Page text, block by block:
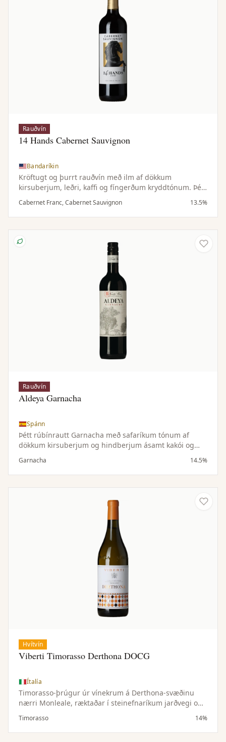
Rauðvín
14 Hands Cabernet Sauvignon
Bandaríkin
Kröftugt og þurrt rauðvín með ilm af dökkum
kirsuberjum, leðri, kaffi og fíngerðum kryddtónum. Þétt
og dökkt í munni með tóbakstónum, kryddaðri eik og
fáguðum tannínum.
Cabernet Franc, Cabernet Sauvignon 13.5%
Rauðvín
Aldeya Garnacha
Spánn
Þétt rúbínrautt Garnacha með safaríkum tónum af
dökkum kirsuberjum og hindberjum ásamt kakói og
vanillu. Meðalfyllt til þétt, ávaxtaríkt og bragðmikið.
Garnacha 14.5%
Hvítvín
Viberti Timorasso Derthona DOCG
Ítalía
Timorasso-þrúgur úr vínekrum á Derthona-svæðinu
nærri Monleale, ræktaðar í steinefnaríkum jarðvegi og
hæðóttu örloftslagi. Lítil uppskera gefur þéttan og
vandaðan ávöxt.
Timorasso 14%